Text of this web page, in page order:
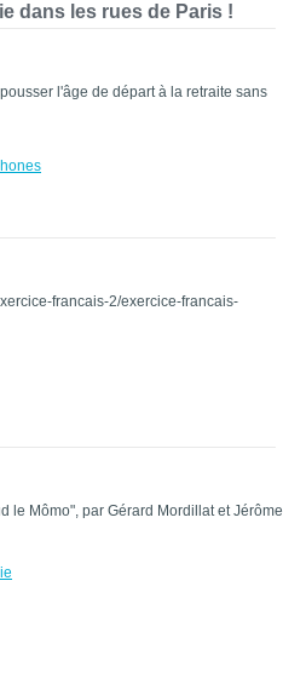
dans les rues de Paris !
l'âge de départ à la retraite sans
francais-2/exercice-francais-
le Mômo", par Gérard Mordillat et Jérôme